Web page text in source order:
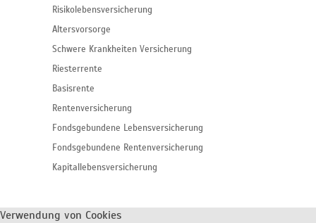
Risikolebensversicherung
Altersvorsorge
Schwere Krankheiten Versicherung
Riesterrente
Basisrente
Rentenversicherung
Fondsgebundene Lebensversicherung
Fondsgebundene Rentenversicherung
Kapitallebensversicherung
Verwendung von Cookies